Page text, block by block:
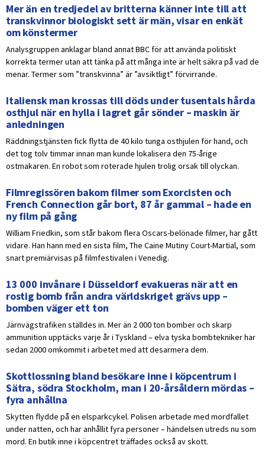
Mer än en tredjedel av britterna känner inte till att
transkvinnor biologiskt sett är män, visar en enkät
om könstermer
Analysgruppen anklagar bland annat BBC för att använda politiskt
korrekta termer utan att tänka på att många inte är helt säkra på vad de
menar. Termer som ”transkvinna” är ”avsiktligt” förvirrande.
Italiensk man krossas till döds under tusentals hårda
osthjul när en hylla i lagret går sönder – maskin är
anledningen
Räddningstjänsten fick flytta de 40 kilo tunga osthjulen för hand, och
det tog tolv timmar innan man kunde lokalisera den 75-årige
ostmakaren. En robot som roterade hjulen trolig orsak till olyckan.
Filmregissören bakom filmer som Exorcisten och
French Connection går bort, 87 år gammal – hade en
ny film på gång
William Friedkin, som står bakom flera Oscars-belönade filmer, har gått
vidare. Han hann med en sista film, The Caine Mutiny Court-Martial, som
snart premiärvisas på filmfestivalen i Venedig.
13 000 invånare i Düsseldorf evakueras när att en
rostig bomb från andra världskriget grävs upp –
bomben väger ett ton
Järnvägstrafiken ställdes in. Mer än 2 000 ton bomber och skarp
ammunition upptäcks varje år i Tyskland – elva tyska bombtekniker har
sedan 2000 omkommit i arbetet med att desarmera dem.
Skottlossning bland besökare inne i köpcentrum i
Sätra, södra Stockholm, man i 20-årsåldern mördas –
fyra anhållna
Skytten flydde på en elsparkcykel. Polisen arbetade med mordfallet
under natten, och har anhållit fyra personer – händelsen utreds nu som
mord. En butik inne i köpcentret träffades också av skott.